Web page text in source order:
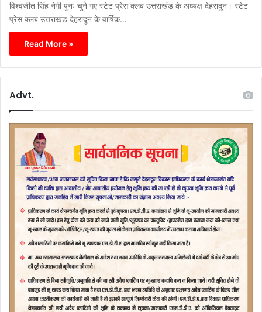
विश्वजीत सिंह नेगी पुनः चुने गए स्टेट प्रेस क्लब उत्तराखंड के अध्यक्ष देहरादून। स्टेट
प्रेस क्लब उत्तराखंड देहरादून के वार्षिक…
Read More »
Advt.